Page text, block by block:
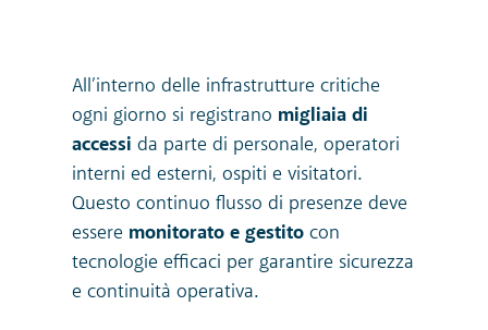
All’interno delle infrastrutture critiche
ogni giorno si registrano migliaia di
accessi da parte di personale, operatori
interni ed esterni, ospiti e visitatori.
Questo continuo flusso di presenze deve
essere monitorato e gestitocon
tecnologie efficaci per garantire sicurezza
e continuità operativa.